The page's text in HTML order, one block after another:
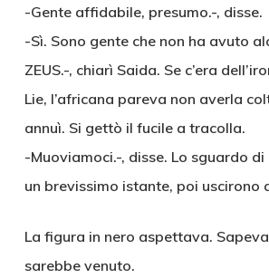
-Gente affidabile, presumo.-, disse.
-Sì. Sono gente che non ha avuto
ZEUS.-, chiarì Saida. Se c’era
Lie, l’africana pareva non averla
annuì. Si gettò il fucile a tracolla.
-Muoviamoci.-, disse. Lo sguardo
un brevissimo istante, poi uscirono
La figura in nero aspettava.
sarebbe venuto.